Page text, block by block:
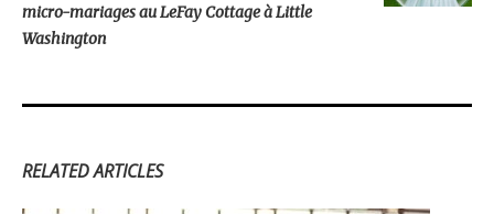
micro-mariages au LeFay Cottage à Little
Washington
RELATED ARTICLES